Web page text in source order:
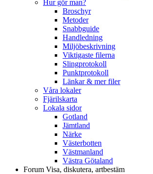
Hur gör man?
Broschyr
Metoder
Snabbguide
Handledning
Miljöbeskrivning
Viktigaste filerna
Slingprotokoll
Punktprotokoll
Länkar & mer filer
Våra lokaler
Fjärilskarta
Lokala sidor
Gotland
Jämtland
Närke
Västerbotten
Västmanland
Västra Götaland
Forum Visa, diskutera, artbestäm